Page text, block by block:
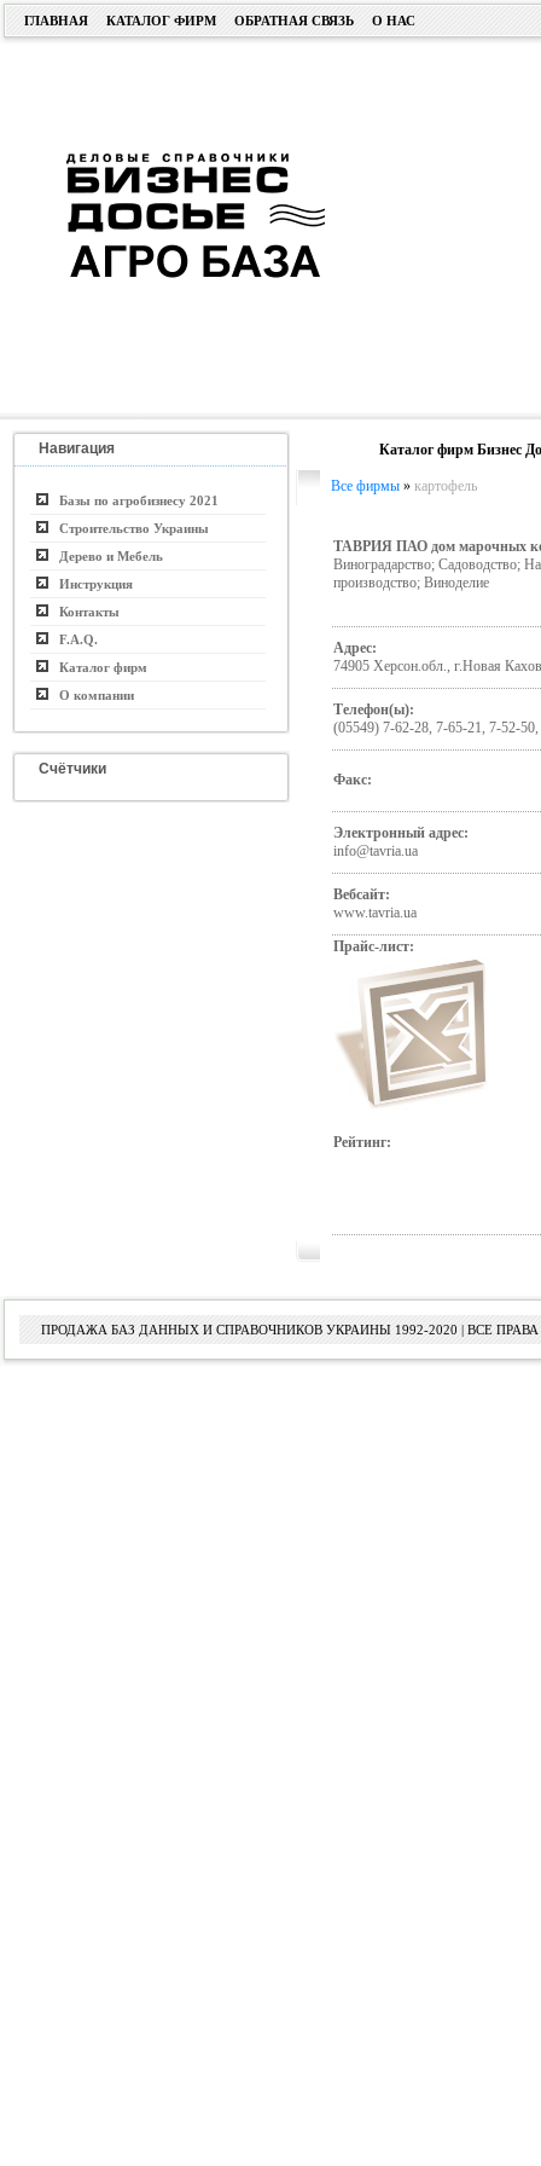
ГЛАВНАЯ КАТАЛОГ ФИРМ ОБРАТНАЯ СВЯЗЬ О НАС
Навигация
Базы по агробизнесу 2021
Строительство Украины
Дерево и Мебель
Инструкция
Контакты
F.A.Q.
Каталог фирм
О компании
Счётчики
Каталог фирм Бизнес
Все фирмы » картофель
ТАВРИЯ ПАО дом марочных
Виноградарство; Садоводство;
производство; Виноделие
Адрес:
74905 Херсон.обл., г.Новая
Телефон(ы):
(05549) 7-62-28, 7-65-21, 7-52-
Факс:
Электронный адрес:
info@tavria.ua
Вебсайт:
www.tavria.ua
Прайс-лист:
Рейтинг:
ПРОДАЖА БАЗ ДАННЫХ И СПРАВОЧНИКОВ УКРАИНЫ 1992-2020 | ВСЕ